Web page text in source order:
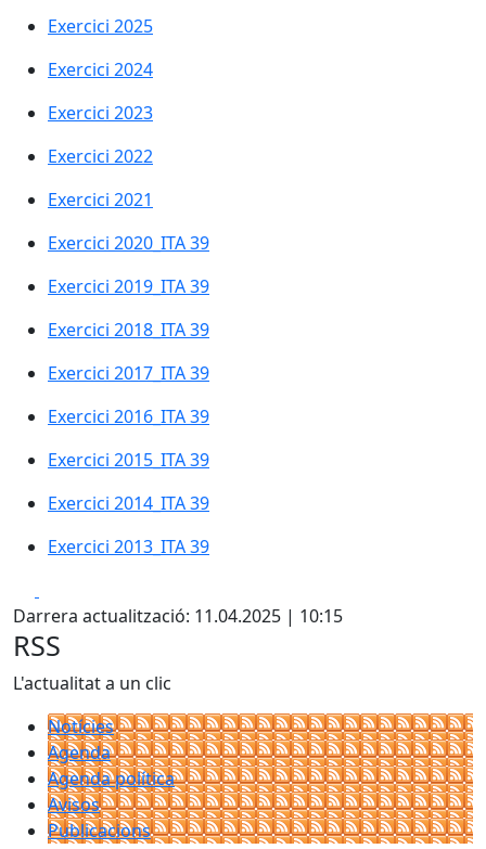
Exercici 2025
Exercici 2024
Exercici 2023
Exercici 2022
Exercici 2021
Exercici 2020_ITA 39
Exercici 2019_ITA 39
Exercici 2018_ITA 39
Exercici 2017_ITA 39
Exercici 2016_ITA 39
Exercici 2015_ITA 39
Exercici 2014_ITA 39
Exercici 2013_ITA 39
Darrera actualització: 11.04.2025 | 10:15
RSS
L'actualitat a un clic
Notícies
Agenda
Agenda política
Avisos
Publicacions